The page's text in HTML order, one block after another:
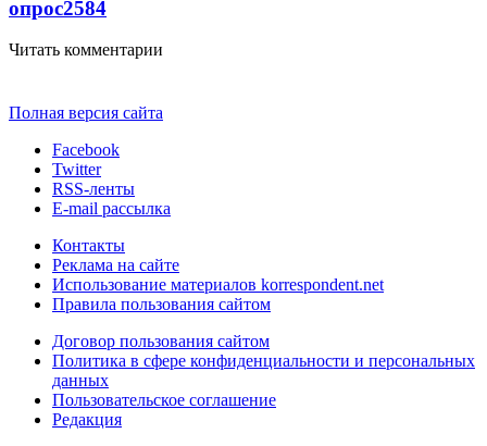
опрос2584
Читать комментарии
Полная версия сайта
Facebook
Twitter
RSS-ленты
E-mail рассылка
Контакты
Реклама на сайте
Использование материалов korrespondent.net
Правила пользования сайтом
Договор пользования сайтом
Политика в сфере конфиденциальности и персональных
данных
Пользовательское соглашение
Редакция